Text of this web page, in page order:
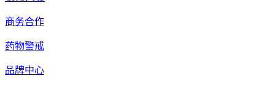
商务合作
药物警戒
品牌中心